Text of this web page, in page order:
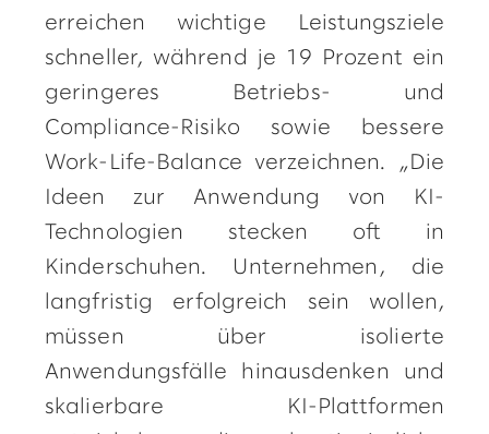
erreichen wichtige Leistungsziele
schneller, während je 19 Prozent ein
geringeres Betriebs- und
Compliance-Risiko sowie bessere
Work-Life-Balance verzeichnen. „Die
Ideen zur Anwendung von KI-
Technologien stecken oft in
Kinderschuhen. Unternehmen, die
langfristig erfolgreich sein wollen,
müssen über isolierte
Anwendungsfälle hinausdenken und
skalierbare KI-Plattformen